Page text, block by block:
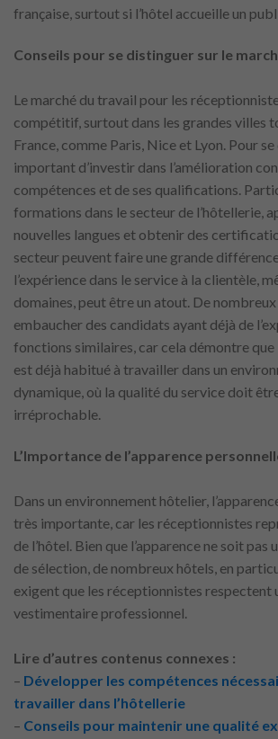
française, surtout si l’hôtel accueille un
Conseils pour se distinguer sur le
Le marché du travail pour les
compétitif, surtout dans les grandes villes
France, comme Paris, Nice et Lyon. Pour
important d’investir dans l’amélioration
compétences et de ses qualifications.
formations dans le secteur de l’hôtellerie,
nouvelles langues et obtenir des
secteur peuvent faire une grande
l’expérience dans le service à la clientèle,
domaines, peut être un atout. De
embaucher des candidats ayant déjà de
fonctions similaires, car cela démontre
est déjà habitué à travailler dans un
dynamique, où la qualité du service doit
irréprochable.
L’Importance de l’apparence
Dans un environnement hôtelier,
très importante, car les réceptionnistes
de l’hôtel. Bien que l’apparence ne soit
de sélection, de nombreux hôtels, en
exigent que les réceptionnistes respectent
vestimentaire professionnel.
Lire d’autres contenus connexes :
– Développer les compétences
travailler dans l’hôtellerie
– Conseils pour maintenir une qualité